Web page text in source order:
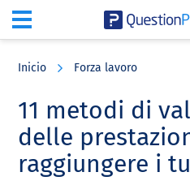
content
sidebar
Inicio Forza lavoro
11 metodi di
delle
raggiungere i